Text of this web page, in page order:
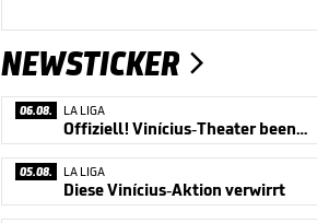
NEWSTICKER 
06.08. LA LIGA
Offiziell! Vinícius-Theater beendet
05.08. LA LIGA
Diese Vinícius-Aktion verwirrt